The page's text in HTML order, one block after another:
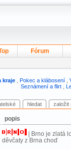
Fórum
kraje, Pokec a klábosení,
Seznámení a flirt
hledat založit
popis
| Brno je zlatá
děvčaty z Brna choď